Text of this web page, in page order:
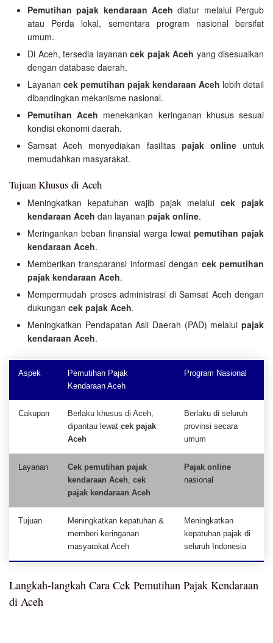
Pemutihan pajak kendaraan Aceh diatur melalui Pergub
atau Perda lokal, sementara program nasional bersifat
umum.
Di Aceh, tersedia layanan cek pajak Aceh yang disesuaikan
dengan database daerah.
Layanan cek pemutihan pajak kendaraan Aceh lebih detail
dibandingkan mekanisme nasional.
Pemutihan Aceh menekankan keringanan khusus sesuai
kondisi ekonomi daerah.
Samsat Aceh menyediakan fasilitas pajak onlineuntuk
memudahkan masyarakat.
Tujuan Khusus di Aceh
Meningkatkan kepatuhan wajib pajak melalui cek pajak
kendaraan Aceh dan layanan pajak online.
Meringankan beban finansial warga lewat pemutihan pajak
kendaraan Aceh.
Memberikan transparansi informasi dengan cek pemutihan
pajak kendaraan Aceh.
Mempermudah proses administrasi di Samsat Aceh dengan
dukungan cek pajak Aceh.
Meningkatkan Pendapatan Asli Daerah (PAD) melalui pajak
kendaraan Aceh.
Aspek
Pemutihan Pajak
Kendaraan Aceh
Program Nasional
Cakupan
Berlaku khusus di Aceh,
dipantau lewat cek pajak
Aceh
Berlaku di seluruh
provinsi secara
umum
Layanan
Cek pemutihan pajak
kendaraan Aceh, cek
pajak kendaraan Aceh
Pajak online
nasional
Tujuan
Meningkatkan kepatuhan &
memberi keringanan
masyarakat Aceh
Meningkatkan
kepatuhan pajak di
seluruh Indonesia
Langkah-langkah Cara Cek Pemutihan Pajak Kendaraan
di Aceh